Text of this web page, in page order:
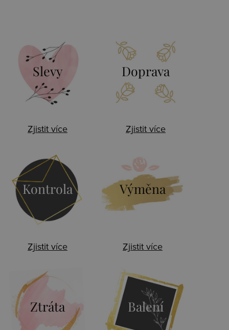
Slevy
Zjistit více
Doprava
Zjistit více
Kontrola
Zjistit více
Výměna
Zjistit více
Ztráta Balení